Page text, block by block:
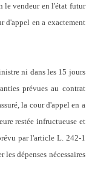
le vendeur en l'état futur
d'appel en a exactement
ni dans les 15 jours
prévues au contrat
la cour d'appel en a
restée infructueuse et
par l'article L. 242-1
dépenses nécessaires